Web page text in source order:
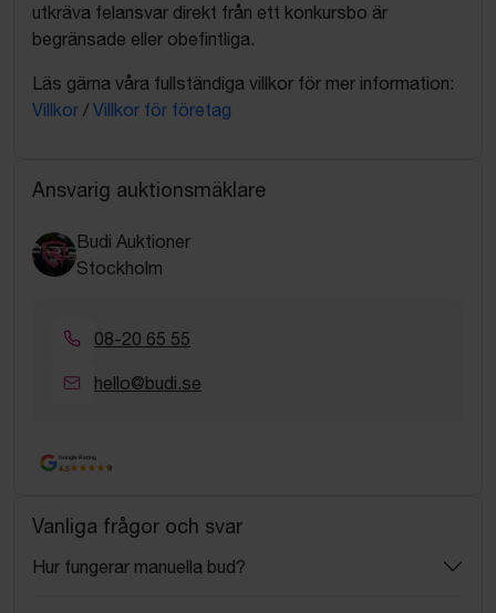
utkräva felansvar direkt från ett konkursbo är
begränsade eller obefintliga.
Läs gärna våra fullständiga villkor för mer information:
Villkor / Villkor för företag
Ansvarig auktionsmäklare
Budi Auktioner
Stockholm
08-20 65 55
hello@budi.se
Google Rating
4.5
Vanliga frågor och svar
Hur fungerar manuella bud?